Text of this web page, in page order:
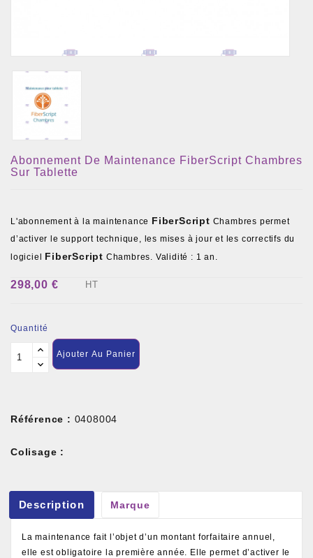
Abonnement De Maintenance FiberScript Chambres
Sur Tablette
L'abonnement à la maintenance FiberScript Chambres permet
d’activer le support technique, les mises à jour et les correctifs du
logiciel FiberScript Chambres. Validité : 1 an.
298,00 € HT
Quantité
Ajouter Au Panier
Référence : 0408004
Colisage :
Description Marque
La maintenance fait l’objet d’un montant forfaitaire annuel,
elle est obligatoire la première année. Elle permet d’activer le